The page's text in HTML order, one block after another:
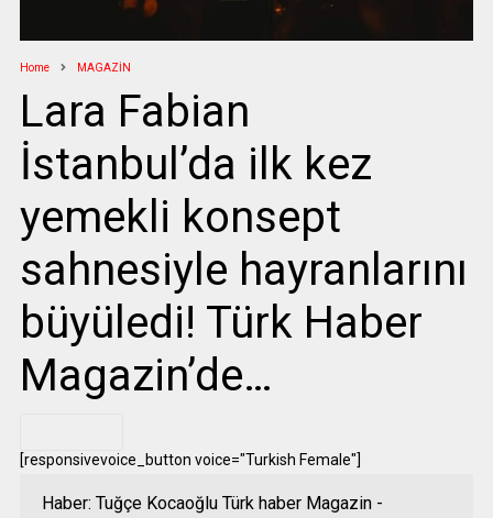
Home MAGAZİN
Lara Fabian
İstanbul’da ilk kez
yemekli konsept
sahnesiyle hayranlarını
büyüledi! Türk Haber
Magazin’de…
[responsivevoice_button voice="Turkish Female"]
Haber: Tuğçe Kocaoğlu Türk haber Magazin -